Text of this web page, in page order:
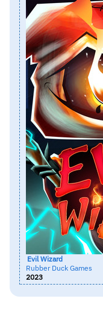
Evil Wizard
Rubber Duck Games
2023